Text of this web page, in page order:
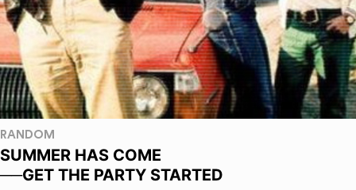
RANDOM
SUMMER HAS COME
──GET THE PARTY STARTED